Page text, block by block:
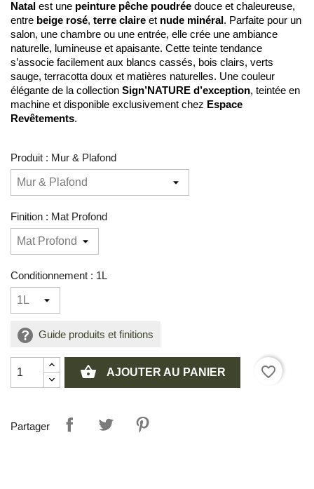
Natal est une peinture pêche poudrée douce et chaleureuse,
entre beige rosé, terre claire et nude minéral . Parfaite pour un
salon, une chambre ou une entrée, elle crée une ambiance
naturelle, lumineuse et apaisante. Cette teinte tendance
s’associe facilement aux blancs cassés, bois clairs, verts
sauge, terracotta doux et matières naturelles. Une couleur
élégante de la collection Sign’NATURE d’exception, teintée en
machine et disponible exclusivement chez Espace
Revêtements.
Produit : Mur & Plafond
Finition : Mat Profond
Conditionnement : 1L
Guide produits et finitions
shopping_basket AJOUTER AU PANIER favorite_border
Partager